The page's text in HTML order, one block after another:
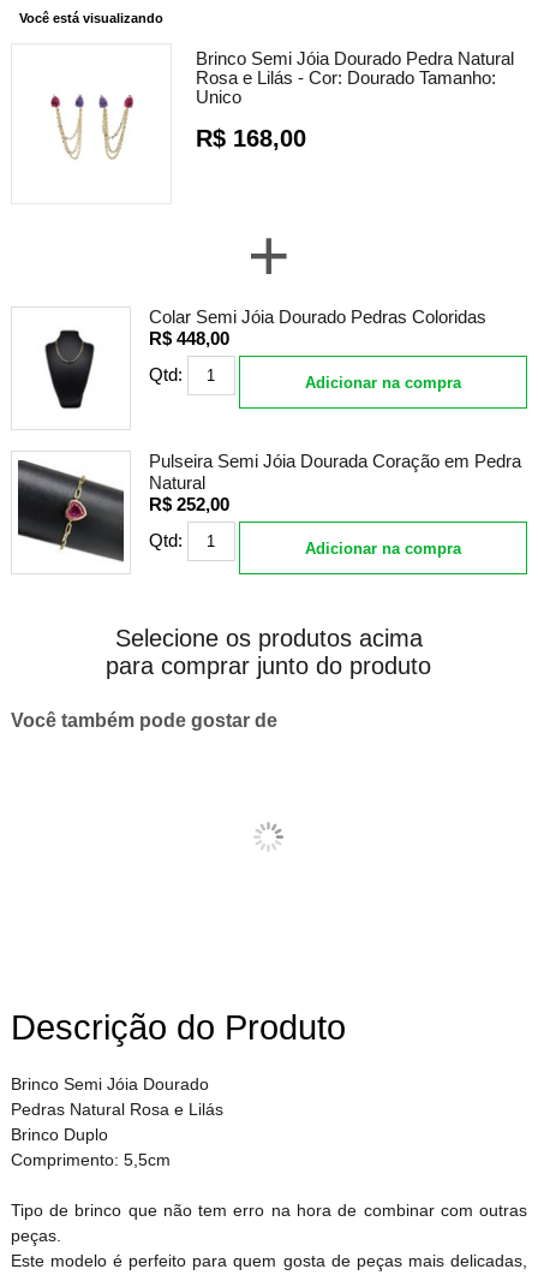
Você está visualizando
Brinco Semi Jóia Dourado Pedra Natural
Rosa e Lilás - Cor: Dourado Tamanho:
Unico
R$ 168,00
+
Colar Semi Jóia Dourado Pedras Coloridas
R$ 448,00
Qtd:
Adicionar na compra
Pulseira Semi Jóia Dourada Coração em Pedra
Natural
R$ 252,00
Qtd:
Adicionar na compra
Selecione os produtos acima
para comprar junto do produto
Você também pode gostar de
Descrição do Produto
Brinco Semi Jóia Dourado
Pedras Natural Rosa e Lilás
Brinco Duplo
Comprimento: 5,5cm
Tipo de brinco que não tem erro na hora de combinar com outras
peças.
Este modelo é perfeito para quem gosta de peças mais delicadas,